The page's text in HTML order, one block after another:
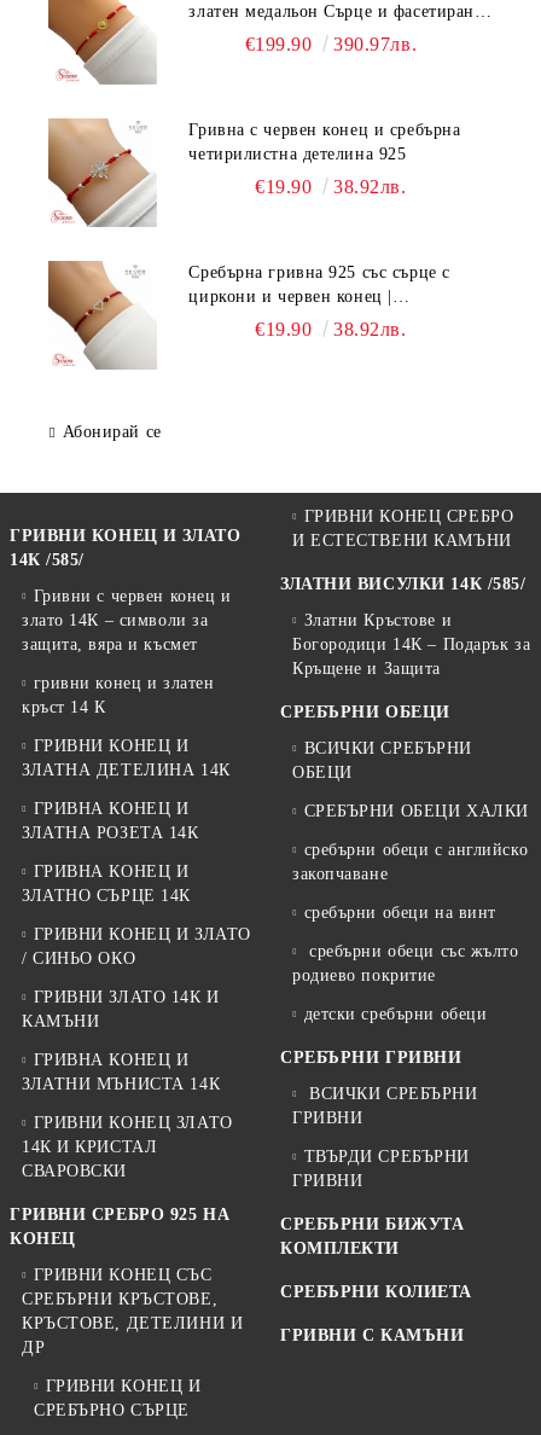
златен медальон Сърце и фасетирани
мъниста€199.90 390.97лв.
Гривна с червен конец и сребърна
четирилистна детелина 925
€19.90 38.92лв.
Сребърна гривна 925 със сърце с
циркони и червен конец |
Регулируема ръчно изработена
€19.90 38.92лв.
Абонирай се
ГРИВНИ КОНЕЦ И ЗЛАТО
14К /585/
Гривни с червен конец и
злато 14К – символи за
защита, вяра и късмет
гривни конец и златен
кръст 14 К
ГРИВНИ КОНЕЦ И
ЗЛАТНА ДЕТЕЛИНА 14К
ГРИВНА КОНЕЦ И
ЗЛАТНА РОЗЕТА 14К
ГРИВНА КОНЕЦ И
ЗЛАТНО СЪРЦЕ 14К
ГРИВНИ КОНЕЦ И ЗЛАТО
/ СИНЬО ОКО
ГРИВНИ ЗЛАТО 14К И
КАМЪНИ
ГРИВНА КОНЕЦ И
ЗЛАТНИ МЪНИСТА 14К
ГРИВНИ КОНЕЦ ЗЛАТО
14К И КРИСТАЛ
СВАРОВСКИ
ГРИВНИ СРЕБРО 925 НА
КОНЕЦ
ГРИВНИ КОНЕЦ СЪС
СРЕБЪРНИ КРЪСТОВЕ,
КРЪСТОВЕ, ДЕТЕЛИНИ И
ДР
ГРИВНИ КОНЕЦ И
СРЕБЪРНО СЪРЦЕ
ГРИВНИ КОНЕЦ СРЕБРО
И ЕСТЕСТВЕНИ КАМЪНИ
ЗЛАТНИ ВИСУЛКИ 14К /585/
Златни Кръстове и
Богородици 14К – Подарък за
Кръщене и Защита
СРЕБЪРНИ ОБЕЦИ
ВСИЧКИ СРЕБЪРНИ
ОБЕЦИ
СРЕБЪРНИ ОБЕЦИ ХАЛКИ
сребърни обеци с английско
закопчаване
сребърни обеци на винт
сребърни обеци със жълто
родиево покритие
детски сребърни обеци
СРЕБЪРНИ ГРИВНИ
ВСИЧКИ СРЕБЪРНИ
ГРИВНИ
ТВЪРДИ СРЕБЪРНИ
ГРИВНИ
СРЕБЪРНИ БИЖУТА
КОМПЛЕКТИ
СРЕБЪРНИ КОЛИЕТА
ГРИВНИ С КАМЪНИ